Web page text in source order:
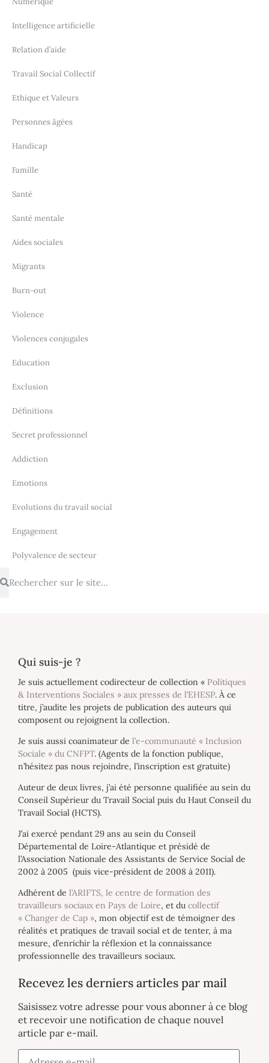
Intelligence artificielle
Relation d’aide
Travail Social Collectif
Ethique et Valeurs
Personnes âgées
Handicap
Famille
Santé
Santé mentale
Aides sociales
Migrants
Burn-out
Violence
Violences conjugales
Education
Exclusion
Définitions
Secret professionnel
Addiction
Emotions
Evolutions du travail social
Engagement
Polyvalence de secteur
Qui suis-je ?
Je suis actuellement codirecteur de collection « Politiques
& Interventions Sociales » aux presses de l’EHESP. À ce
titre, j’audite les projets de publication des auteurs qui
composent ou rejoignent la collection.
Je suis aussi coanimateur de l’e-communauté « Inclusion
Sociale » du CNFPT. (Agents de la fonction publique,
n’hésitez pas nous rejoindre, l’inscription est gratuite)
Auteur de deux livres, j’ai été personne qualifiée au sein du
Conseil Supérieur du Travail Social puis du Haut Conseil du
Travail Social (HCTS).
J’ai exercé pendant 29 ans au sein du Conseil
Départemental de Loire-Atlantique et présidé de
l’Association Nationale des Assistants de Service Social de
2002 à 2005 (puis vice-président de 2008 à 2011).
Adhérent de l’ARIFTS, le centre de formation des
travailleurs sociaux en Pays de Loire, et du collectif
« Changer de Cap », mon objectif est de témoigner des
réalités et pratiques de travail social et de tenter, à ma
mesure, d’enrichir la réflexion et la connaissance
professionnelle des travailleurs sociaux.
Recevez les derniers articles par mail
Saisissez votre adresse pour vous abonner à ce blog
et recevoir une notification de chaque nouvel
article par e-mail.